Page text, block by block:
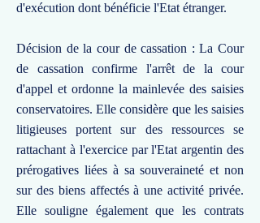
d'exécution dont bénéficie l'Etat étranger.
Décision de la cour de cassation : La Cour
de cassation confirme l'arrêt de la cour
d'appel et ordonne la mainlevée des saisies
conservatoires. Elle considère que les saisies
litigieuses portent sur des ressources se
rattachant à l'exercice par l'Etat argentin des
prérogatives liées à sa souveraineté et non
sur des biens affectés à une activité privée.
Elle souligne également que les contrats